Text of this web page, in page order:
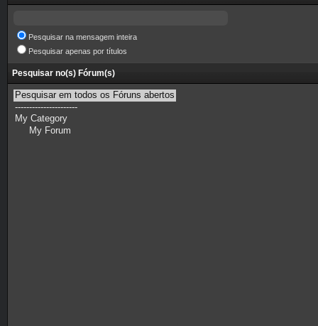
Pesquisar na mensagem inteira
Pesquisar apenas por títulos
Pesquisar no(s) Fórum(s)